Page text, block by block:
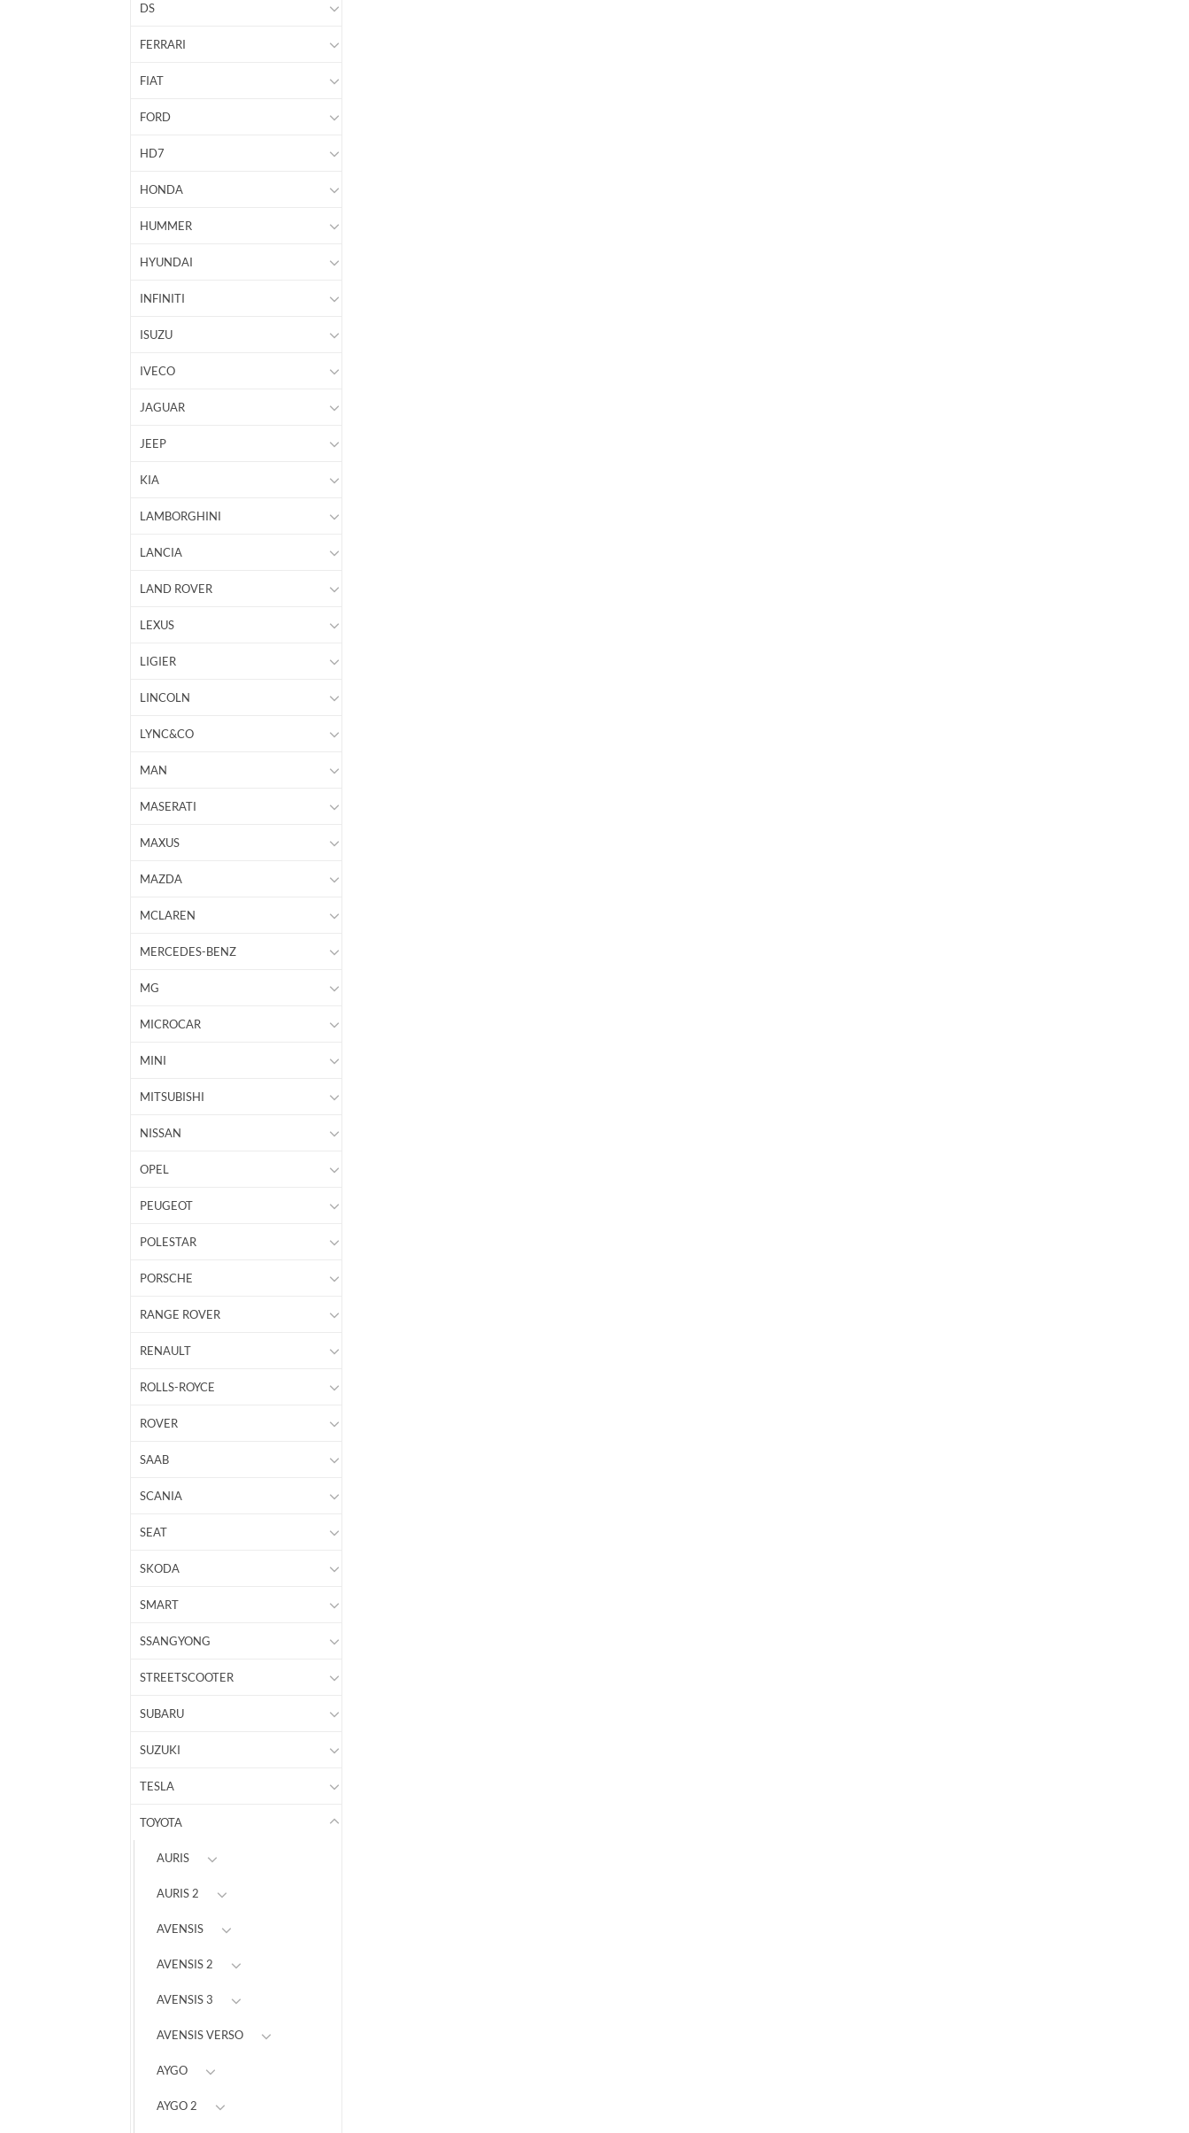
DS
FERRARI
FIAT
FORD
HD7
HONDA
HUMMER
HYUNDAI
INFINITI
ISUZU
IVECO
JAGUAR
JEEP
KIA
LAMBORGHINI
LANCIA
LAND ROVER
LEXUS
LIGIER
LINCOLN
LYNC&CO
MAN
MASERATI
MAXUS
MAZDA
MCLAREN
MERCEDES-BENZ
MG
MICROCAR
MINI
MITSUBISHI
NISSAN
OPEL
PEUGEOT
POLESTAR
PORSCHE
RANGE ROVER
RENAULT
ROLLS-ROYCE
ROVER
SAAB
SCANIA
SEAT
SKODA
SMART
SSANGYONG
STREETSCOOTER
SUBARU
SUZUKI
TESLA
TOYOTA
AURIS
AURIS 2
AVENSIS
AVENSIS 2
AVENSIS 3
AVENSIS VERSO
AYGO
AYGO 2